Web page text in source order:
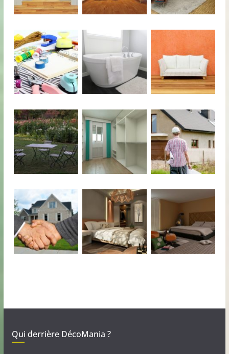
Qui derrière DécoMania ?